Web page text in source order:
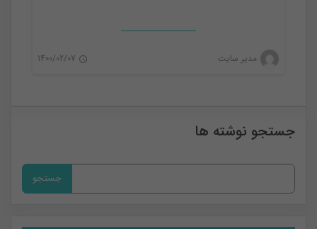
جستجو نوشته ها
برای:
مدیر سایت 1400/02/07